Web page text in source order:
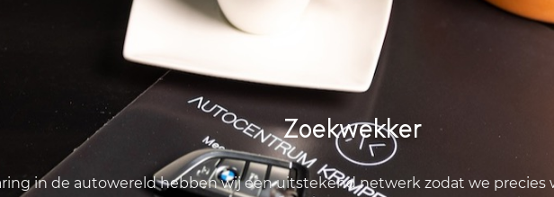
Zoekwekker
in de autowereld hebben wij een uitstekend netwerk zodat we